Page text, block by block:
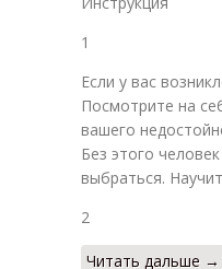
1
Если у вас
Посмотрите на
вашего
Без этого
выбраться.
2
Читать дальше →